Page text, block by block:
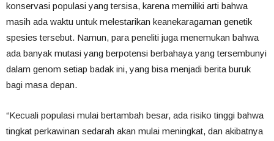
konservasi populasi yang tersisa, karena memiliki arti bahwa
masih ada waktu untuk melestarikan keanekaragaman genetik
spesies tersebut. Namun, para peneliti juga menemukan bahwa
ada banyak mutasi yang berpotensi berbahaya yang tersembunyi
dalam genom setiap badak ini, yang bisa menjadi berita buruk
bagi masa depan.
“Kecuali populasi mulai bertambah besar, ada risiko tinggi bahwa
tingkat perkawinan sedarah akan mulai meningkat, dan akibatnya